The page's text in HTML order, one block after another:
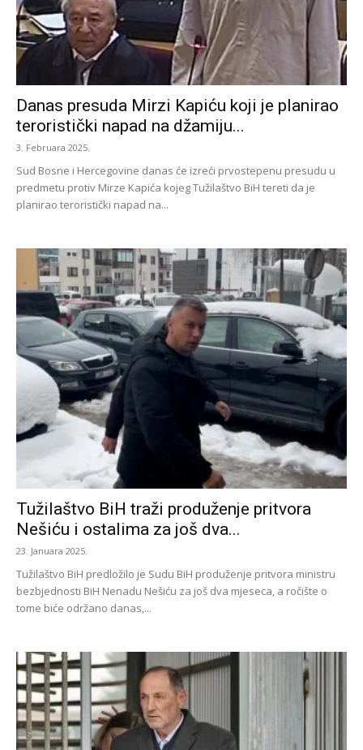
Danas presuda Mirzi Kapiću koji je planirao
teroristički napad na džamiju...
3. Februara 2025.
Sud Bosne i Hercegovine danas će izreći prvostepenu presudu u
predmetu protiv Mirze Kapića kojeg Tužilaštvo BiH tereti da je
planirao teroristički napad na...
Tužilaštvo BiH traži produženje pritvora
Nešiću i ostalima za još dva...
23. Januara 2025.
Tužilaštvo BiH predložilo je Sudu BiH produženje pritvora ministru
bezbjednosti BiH Nenadu Nešiću za još dva mjeseca, a ročište o
tome biće održano danas,...